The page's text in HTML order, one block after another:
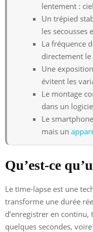
lentement :
Un trépied
les secousses
La fréquence
directement
Une
évitent les
Le montage
dans un
Le
mais un
Qu’est-ce
Le time-lapse est une
transforme une durée
d’enregistrer en
quelques secondes,